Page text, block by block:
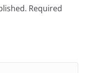
Required